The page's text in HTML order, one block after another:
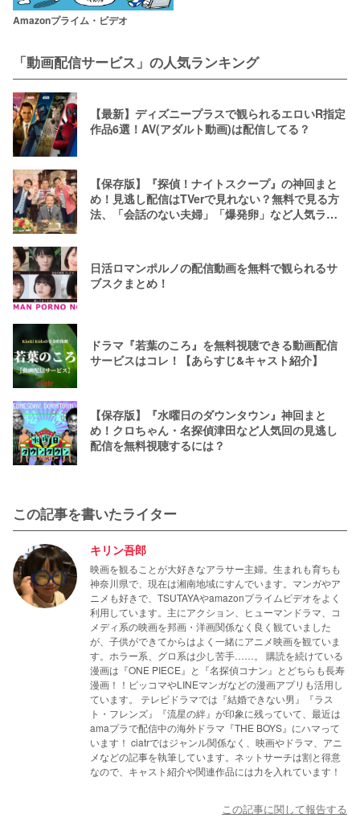
Amazonプライム・ビデオ
「動画配信サービス」の人気ランキング
【最新】ディズニープラスで観られるエロいR指定
作品6選！AV(アダルト動画)は配信してる？
【保存版】『探偵！ナイトスクープ』の神回まと
め！見逃し配信はTVerで見れない？無料で見る方
法、「会話のない夫婦」「爆発卵」など人気ラン
日活ロマンポルノの配信動画を無料で観られるサ
ブスクまとめ！
ドラマ『若葉のころ』を無料視聴できる動画配信
サービスはコレ！【あらすじ&キャスト紹介】
【保存版】『水曜日のダウンタウン』神回まと
め！クロちゃん・名探偵津田など人気回の見逃し
配信を無料視聴するには？
この記事を書いたライター
キリン吾郎
映画を観ることが大好きなアラサー主婦。生まれも育ちも
神奈川県で、現在は湘南地域にすんでいます。マンガやア
ニメも好きで、TSUTAYAやamazonプライムビデオをよく
利用しています。主にアクション、ヒューマンドラマ、コ
メディ系の映画を邦画・洋画関係なく良く観ていました
が、子供ができてからはよく一緒にアニメ映画を観ていま
す。ホラー系、グロ系は少し苦手……。 購読を続けている
漫画は『ONE PIECE』と『名探偵コナン』とどちらも長寿
漫画！！ピッコマやLINEマンガなどの漫画アプリも活用し
ています。 テレビドラマでは『結婚できない男』『ラス
ト・フレンズ』『流星の絆』が印象に残っていて、最近は
amaプラで配信中の海外ドラマ『THE BOYS』にハマって
います！ ciatrではジャンル関係なく、映画やドラマ、アニ
メなどの記事を執筆しています。ネットサーチは割と得意
なので、キャスト紹介や関連作品には力を入れています！
この記事に関して報告する